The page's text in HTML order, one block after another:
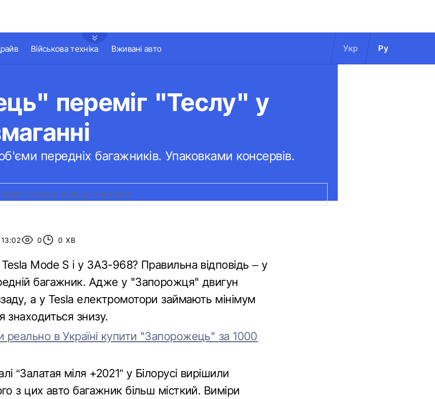
Військова техніка Вживані авто Укр Ру
переміг "Теслу" у
передніх багажників. Упаковками консервів.
БІЛЬШЕ КОНСЕРВ
0 0 ХВ
Mode S і у ЗАЗ-968? Правильна відповідь – у
багажник. Адже у "Запорожця" двигун
а у Tesla електромотори займають мінімум
знаходиться знизу.
реально в Україні купити "Запорожець" за 1000
“Залатая мiля +2021” у Білорусі вирішили
з цих авто багажник більш місткий. Виміри